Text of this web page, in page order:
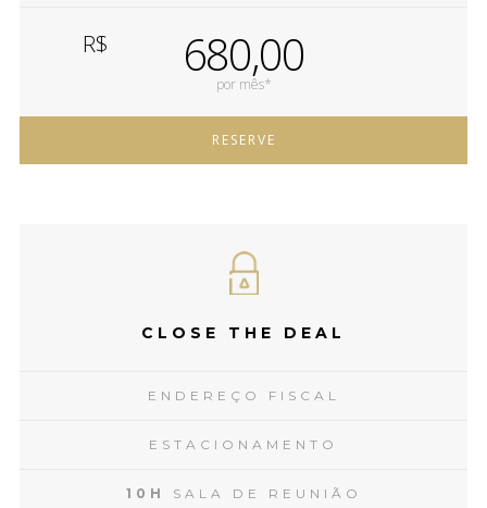
R$ 680,00
por mês*
RESERVE
CLOSE THE DEAL
ENDEREÇO FISCAL
ESTACIONAMENTO
10H
SALA DE REUNIÃO